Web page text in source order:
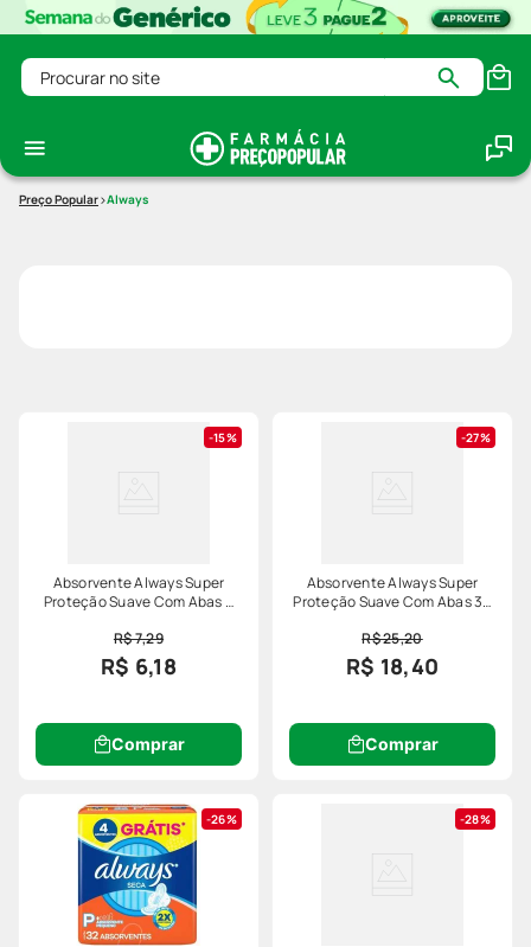
Procurar no site
Always
15%
Absorvente Always Super
Proteção Suave Com Abas 8
R$ 7,29
R$ 6,18
Comprar
27%
Absorvente Always Super
Proteção Suave Com Abas 32
R$ 25,20
R$ 18,40
Comprar
26% 28%